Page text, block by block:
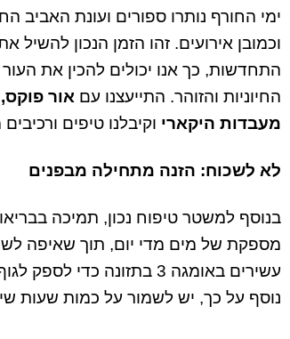
ימי החורף נותרו ספורים ועונת האביב
וכמובן אירועים. זהו הזמן הנכון
התחדשות, כך אנו יכולים להכין את
החיוניות והזוהר. התייעצנו עם אור
מעבדות היקארי וקיבלנו טיפים
לא לשכוח: הזנה מתחילה מבפנים
בנוסף למשטר טיפוח נכון, תמיכה
מספקת של מים מדי יום, תוך שאיפה
עשירים באומגה 3 בתזונה
נוסף על כך, יש לשמור על כמות שעות